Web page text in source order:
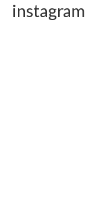
instagram